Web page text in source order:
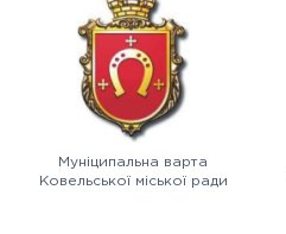
Муніципальна варта
Ковельської міської ради